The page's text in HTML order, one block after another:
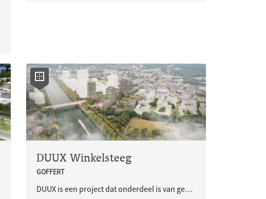
DUUX Winkelsteeg
GOFFERT
DUUX is een project dat onderdeel is van gebiedsontwikkeling Winkelsteeg.